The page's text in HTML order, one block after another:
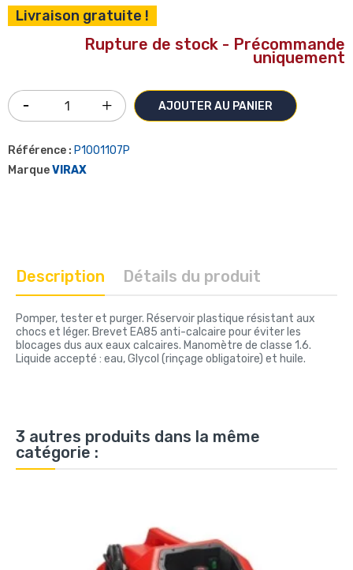
Livraison gratuite !
Rupture de stock - Précommande
uniquement
AJOUTER AU PANIER
Référence : P1001107P
MarqueVIRAX
Description Détails du produit
Pomper, tester et purger. Réservoir plastique résistant aux
chocs et léger. Brevet EA85 anti-calcaire pour éviter les
blocages dus aux eaux calcaires. Manomètre de classe 1.6.
Liquide accepté : eau, Glycol (rinçage obligatoire) et huile.
3 autres produits dans la même
catégorie :